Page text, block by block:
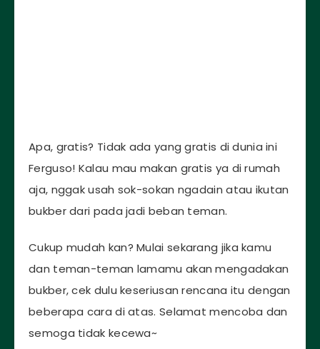
Apa, gratis? Tidak ada yang gratis di dunia ini
Ferguso! Kalau mau makan gratis ya di rumah
aja, nggak usah sok-sokan ngadain atau ikutan
bukber dari pada jadi beban teman.
Cukup mudah kan? Mulai sekarang jika kamu
dan teman-teman lamamu akan mengadakan
bukber, cek dulu keseriusan rencana itu dengan
beberapa cara di atas. Selamat mencoba dan
semoga tidak kecewa~